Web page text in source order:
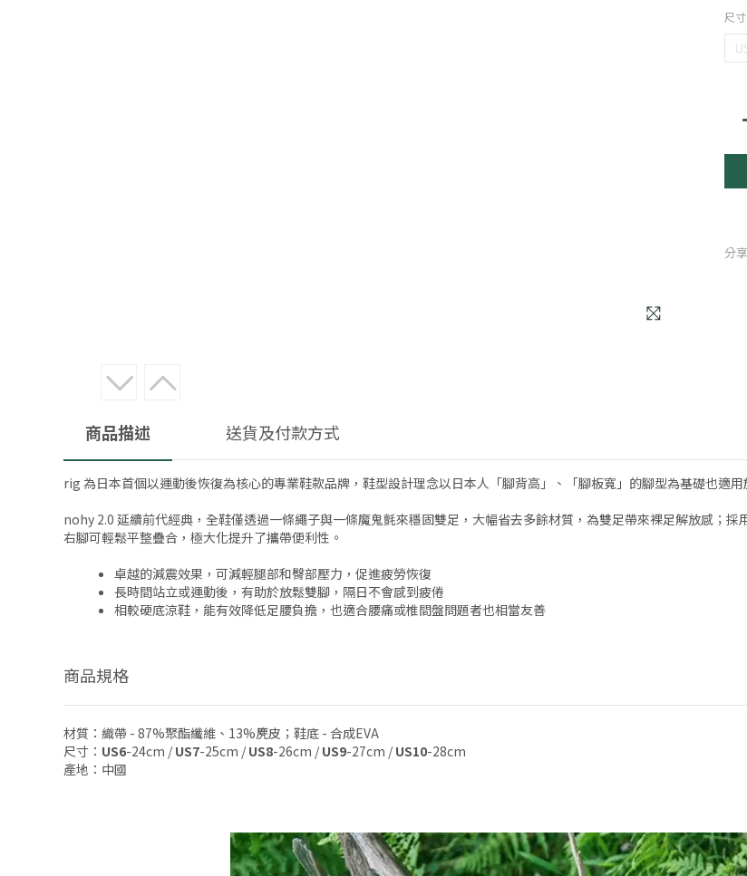
尺寸
分
商品描述 送貨及付款方式
rig 為日本首個以運動後恢復為核心的專業鞋款品牌，鞋型設計理念以日本人「腳背高」、「腳板寬」的腳型為基礎也適
nohy 2.0 延續前代經典，全鞋僅透過一條繩子與一條魔鬼氈來穩固雙足，大幅省去多餘材質，為雙足帶來裸足解放感；
右腳可輕鬆平整疊合，極大化提升了攜帶便利性。
卓越的減震效果，可減輕腿部和臀部壓力，促進疲勞恢復
長時間站立或運動後，有助於放鬆雙腳，隔日不會感到疲倦
相較硬底涼鞋，能有效降低足腰負擔，也適合腰痛或椎間盤問題者也相當友善
商品規格
材質：織帶 - 87%聚酯纖維、13%麂皮；鞋底 - 合成EVA
尺寸： US6-24cm / US7-25cm / US8-26cm / US9-27cm / US10-28cm
產地：中國